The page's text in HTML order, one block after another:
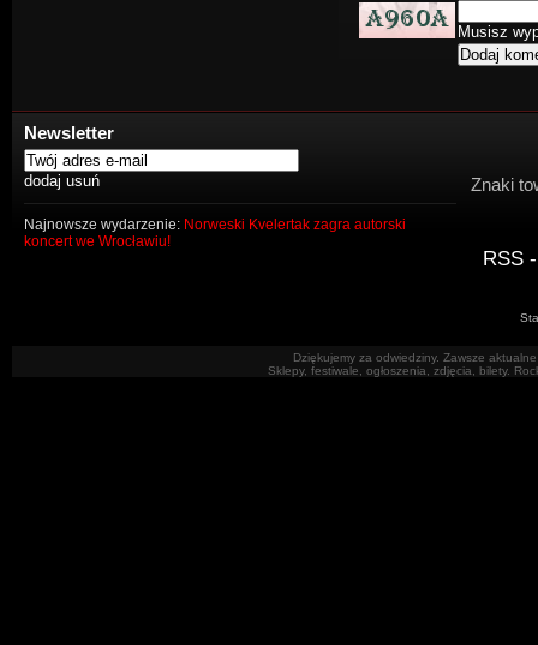
Musisz
Newsletter
Najnowsze wydarzenie: Norweski Kvelertak zagra autorski
koncert we Wrocławiu!
Znaki
RSS
Dziękujemy za odwiedziny. Zawsze
Sklepy, festiwale, ogłoszenia, zdjęcia, bilety.